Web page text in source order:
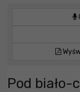
Pod biało-